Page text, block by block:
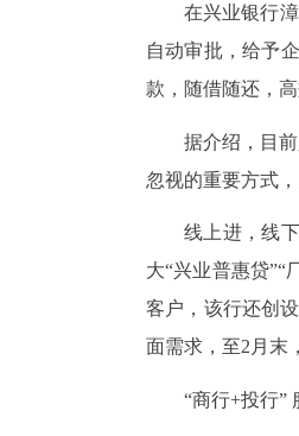
在兴业银行
自动审批，给予
款，随借随还，
据介绍，目
忽视的重要方式
线上进，线
大“兴业普惠贷”“
客户，该行还创
面需求，至2月末
“商行+投行”